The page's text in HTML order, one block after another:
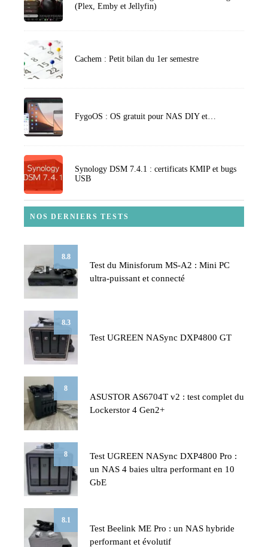
(Plex, Emby et Jellyfin)
Cachem : Petit bilan du 1er semestre
FygoOS : OS gratuit pour NAS DIY et…
Synology DSM 7.4.1 : certificats KMIP et bugs
USB
NOS DERNIERS TESTS
8.8
Test du Minisforum MS-A2 : Mini PC
ultra-puissant et connecté
8.3
Test UGREEN NASync DXP4800 GT
8
ASUSTOR AS6704T v2 : test complet du
Lockerstor 4 Gen2+
8
Test UGREEN NASync DXP4800 Pro :
un NAS 4 baies ultra performant en 10
GbE
8.1
Test Beelink ME Pro : un NAS hybride
performant et évolutif